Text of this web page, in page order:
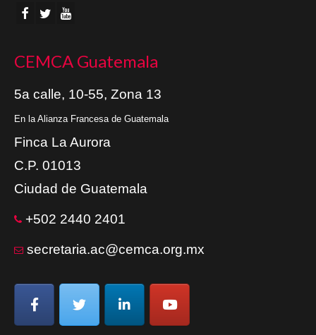
CEMCA Guatemala
5a calle, 10-55, Zona 13
En la Alianza Francesa de Guatemala
Finca La Aurora
C.P. 01013
Ciudad de Guatemala
+502 2440 2401
secretaria.ac@cemca.org.mx